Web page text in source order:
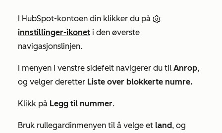
I HubSpot-kontoen din klikker du på
innstillinger-ikonet i den øverste
navigasjonslinjen.
I menyen i venstre sidefelt navigerer du til Anrop,
og velger deretter Liste over blokkerte numre.
Klikk på Legg til nummer.
Bruk rullegardinmenyen til å velge et land, og